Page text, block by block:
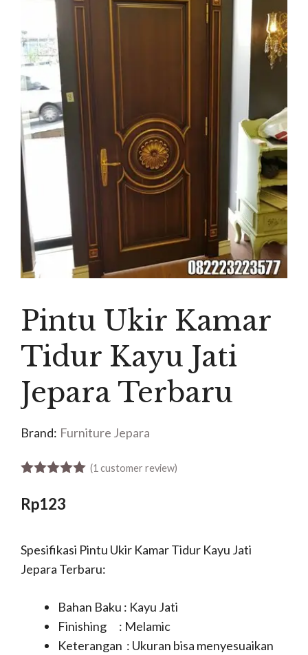
Pintu Ukir Kamar
Tidur Kayu Jati
Jepara Terbaru
Brand: Furniture Jepara
(1 customer review)
Rp123
Spesifikasi Pintu Ukir Kamar Tidur Kayu Jati
Jepara Terbaru:
Bahan Baku : Kayu Jati
Finishing : Melamic
Keterangan : Ukuran bisa menyesuaikan